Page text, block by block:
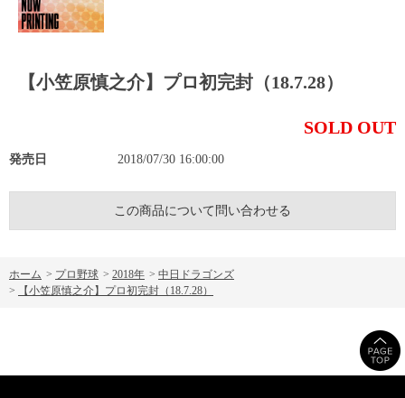
【小笠原慎之介】プロ初完封（18.7.28）
SOLD OUT
発売日 2018/07/30 16:00:00
この商品について問い合わせる
ホーム > プロ野球 > 2018年 > 中日ドラゴンズ
>
【小笠原慎之介】プロ初完封（18.7.28）